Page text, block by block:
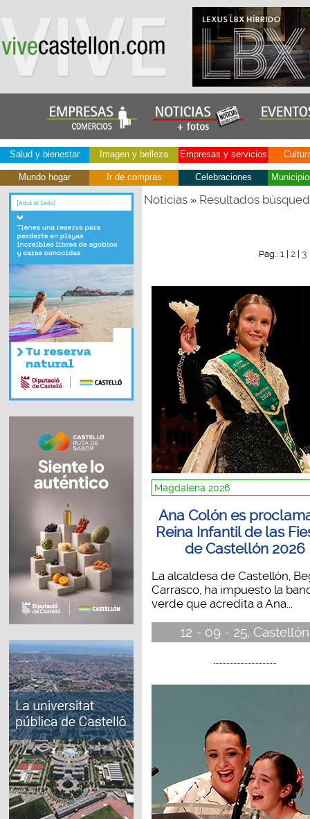
Salud y bienestar Imagen y belleza Empresas y servicios
Mundo hogar Ir de compras Celebraciones
Noticias» Resultados
Pág.: 1 2 3
Magdalena 2026
Ana Colón es
Reina Infantil de las
de Castellón 2026
La alcaldesa de Castellón,
Carrasco, ha impuesto la
verde que acredita a Ana...
12 - 09 - 25, Castellón